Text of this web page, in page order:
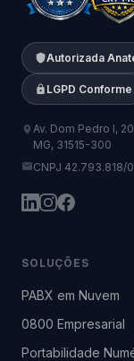
Autorizada
LGPD Conforme
Av. Dom Pedro I,
MG, 31515-300
CNPJ 42.793.818/
SOLUÇÕES
PABX em Nuvem
0800 Empresarial
Portabilidade